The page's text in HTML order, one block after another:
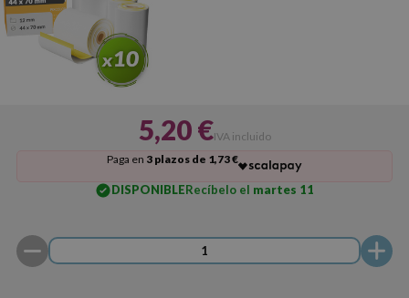
5,20 €IVA incluido
Paga en 3 plazos de 1,73 €
DISPONIBLERecíbelo el martes 11